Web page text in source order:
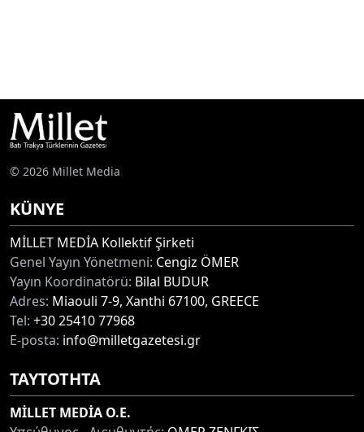
© 2026 Millet Media
KÜNYE
MİLLET MEDİA Kollektif Şirketi
Genel Yayın Yönetmeni: Cengiz ÖMER
Yayın Koordinatörü: Bilal BUDUR
Adres: Miaouli 7-9, Xanthi 67100, GREECE
Tel: +30 25410 77968
E-posta: info@milletgazetesi.gr
ΤΑΥΤΟΤΗΤΑ
MİLLET MEDİA O.E.